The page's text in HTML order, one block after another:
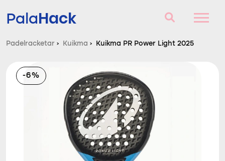
PalaHack
Frågor och svar
Komparator
Padelracketar › Kuikma › Kuikma PR Power Light 2025
-6%